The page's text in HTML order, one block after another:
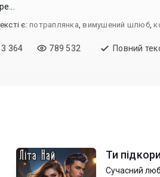
є:потраплянка,вимушений шлюб,
3 364 789 532 Повний
Ти
Сучасний